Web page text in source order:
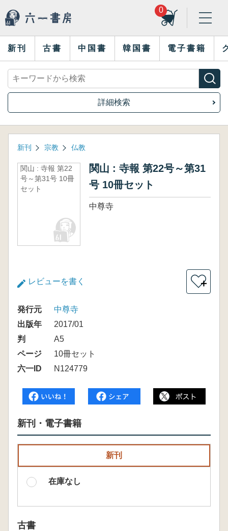
0
新刊 古書 中国書 韓国書 電子書籍
詳細検索
新刊 宗教 仏教
関山 : 寺報 第22
号～第31号 10冊
セット
関山 : 寺報 第22号～第31
号 10冊セット
中尊寺
レビューを書く ＋
発行元
中尊寺
出版年
2017/01
判
A5
ページ
10冊セット
六一ID
N124779
新刊・電子書籍
新刊
在庫なし
古書